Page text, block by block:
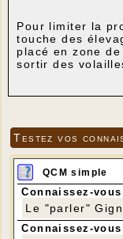
Pour limiter la
touche des
placé en zone
sortir des
vendre des
spécifiques
Pour consulter
dispositions de
déterminant
hautement
Testez vos
QCM simple
Connaissez-
Le "parler"
Connaissez-